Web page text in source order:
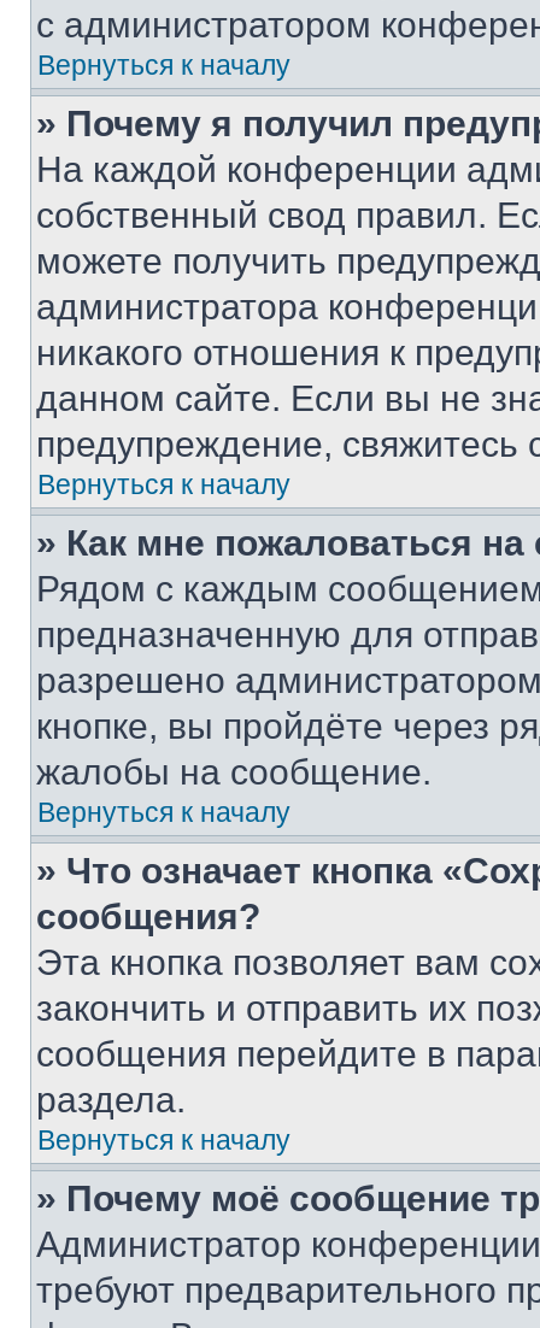
с администратором
Вернуться к началу
» Почему я получил
На каждой конференции
собственный свод правил.
можете получить
администратора
никакого отношения к
данном сайте. Если вы не
предупреждение,
Вернуться к началу
» Как мне пожаловаться
Рядом с каждым сообщением
предназначенную для
разрешено
кнопке, вы пройдёте через
жалобы на сообщение.
Вернуться к началу
» Что означает кнопка
сообщения?
Эта кнопка позволяет вам
закончить и отправить их
сообщения перейдите в
раздела.
Вернуться к началу
» Почему моё сообщение
Администратор
требуют предварительного